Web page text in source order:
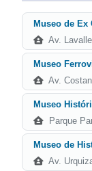
Museo de Ex
Av.
Museo
Av.
Museo
Parque
Museo de
Av.